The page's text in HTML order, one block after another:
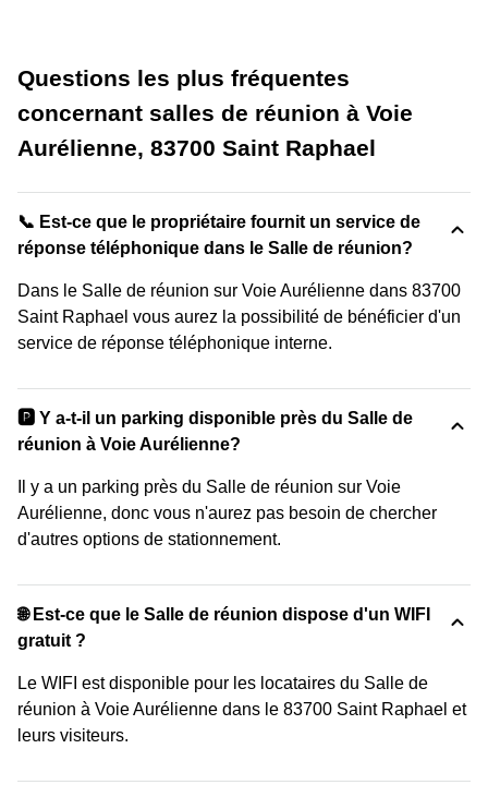
Questions les plus fréquentes
concernant salles de réunion à Voie
Aurélienne, 83700 Saint Raphael
📞 Est-ce que le propriétaire fournit un service de
réponse téléphonique dans le Salle de réunion?
Dans le Salle de réunion sur Voie Aurélienne dans 83700
Saint Raphael vous aurez la possibilité de bénéficier d'un
service de réponse téléphonique interne.
🅿️ Y a-t-il un parking disponible près du Salle de
réunion à Voie Aurélienne?
Il y a un parking près du Salle de réunion sur Voie
Aurélienne, donc vous n'aurez pas besoin de chercher
d'autres options de stationnement.
🌐 Est-ce que le Salle de réunion dispose d'un WIFI
gratuit ?
Le WIFI est disponible pour les locataires du Salle de
réunion à Voie Aurélienne dans le 83700 Saint Raphael et
leurs visiteurs.